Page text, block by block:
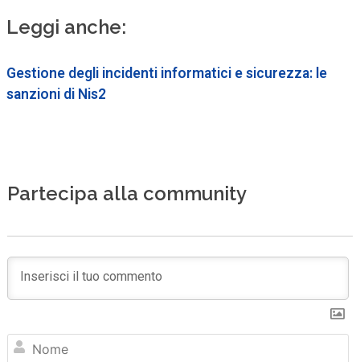
Leggi anche:
Gestione degli incidenti informatici e sicurezza: le
sanzioni di Nis2
Partecipa alla community